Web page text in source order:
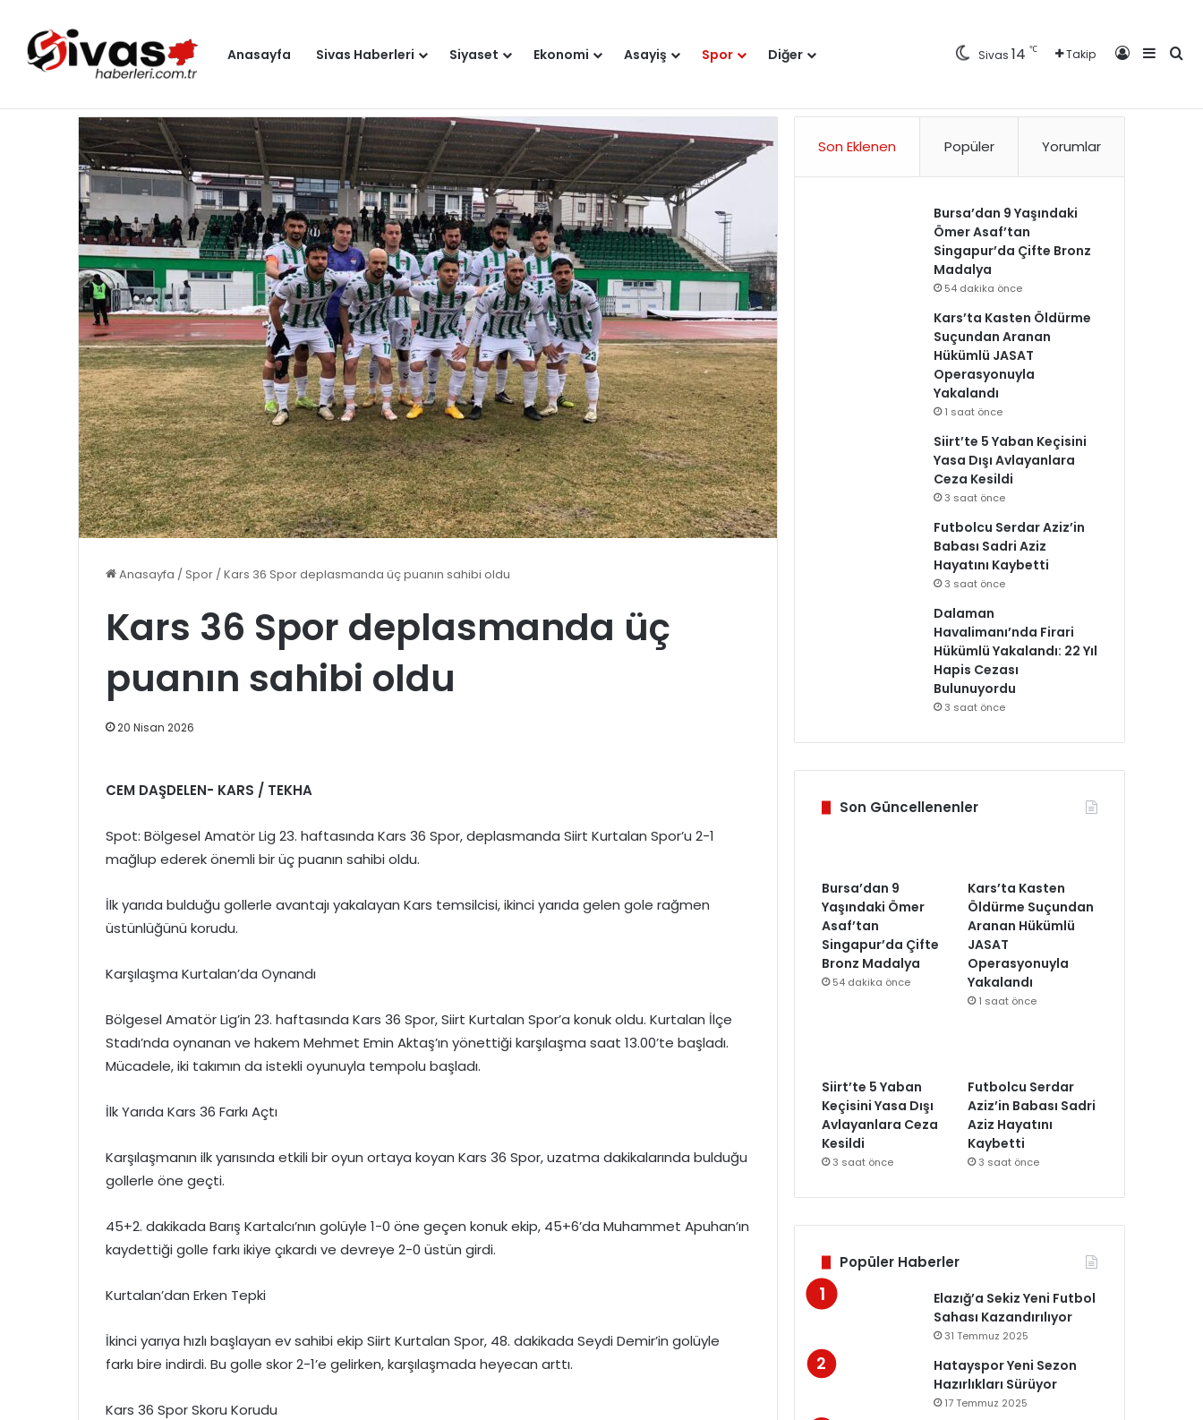
Anasayfa Sivas Haberleri Siyaset Ekonomi Asayiş Spor Diğer Sivas 14 ℃ Takip Kayıt Ol
Kenar
Gündem
Anasayfa /Spor /Kars 36 Spor deplasmanda üç puanın sahibi oldu
Kars 36 Spor deplasmanda üç
puanın sahibi oldu
20 Nisan 2026
CEM DAŞDELEN- KARS / TEKHA
Spot: Bölgesel Amatör Lig 23. haftasında Kars 36 Spor, deplasmanda Siirt Kurtalan Spor’u 2-1
mağlup ederek önemli bir üç puanın sahibi oldu.
İlk yarıda bulduğu gollerle avantajı yakalayan Kars temsilcisi, ikinci yarıda gelen gole rağmen
üstünlüğünü korudu.
Karşılaşma Kurtalan’da Oynandı
Bölgesel Amatör Lig’in 23. haftasında Kars 36 Spor, Siirt Kurtalan Spor’a konuk oldu. Kurtalan İlçe
Stadı’nda oynanan ve hakem Mehmet Emin Aktaş’ın yönettiği karşılaşma saat 13.00’te başladı.
Mücadele, iki takımın da istekli oyunuyla tempolu başladı.
İlk Yarıda Kars 36 Farkı Açtı
Karşılaşmanın ilk yarısında etkili bir oyun ortaya koyan Kars 36 Spor, uzatma dakikalarında bulduğu
gollerle öne geçti.
45+2. dakikada Barış Kartalcı’nın golüyle 1-0 öne geçen konuk ekip, 45+6’da Muhammet Apuhan’ın
kaydettiği golle farkı ikiye çıkardı ve devreye 2-0 üstün girdi.
Kurtalan’dan Erken Tepki
İkinci yarıya hızlı başlayan ev sahibi ekip Siirt Kurtalan Spor, 48. dakikada Seydi Demir’in golüyle
farkı bire indirdi. Bu golle skor 2-1’e gelirken, karşılaşmada heyecan arttı.
Kars 36 Spor Skoru Korudu
Son Eklenen Popüler Yorumlar
Bursa’dan 9 Yaşındaki
Ömer Asaf’tan
Singapur’da Çifte Bronz
Madalya
54 dakika önce
Kars’ta Kasten Öldürme
Suçundan Aranan
Hükümlü JASAT
Operasyonuyla
Yakalandı
1 saat önce
Siirt’te 5 Yaban Keçisini
Yasa Dışı Avlayanlara
Ceza Kesildi
3 saat önce
Futbolcu Serdar Aziz’in
Babası Sadri Aziz
Hayatını Kaybetti
3 saat önce
Dalaman
Havalimanı’nda Firari
Hükümlü Yakalandı: 22 Yıl
Hapis Cezası
Bulunuyordu
3 saat önce
Son Güncellenenler
Bursa’dan 9
Yaşındaki Ömer
Asaf’tan
Singapur’da Çifte
Bronz Madalya
54 dakika önce
Kars’ta Kasten
Öldürme Suçundan
Aranan Hükümlü
JASAT
Operasyonuyla
Yakalandı
1 saat önce
Siirt’te 5 Yaban
Keçisini Yasa Dışı
Avlayanlara Ceza
Kesildi
3 saat önce
Futbolcu Serdar
Aziz’in Babası Sadri
Aziz Hayatını
Kaybetti
3 saat önce
Popüler Haberler
Elazığ’a Sekiz Yeni Futbol
Sahası Kazandırılıyor
31 Temmuz 2025
Hatayspor Yeni Sezon
Hazırlıkları Sürüyor
17 Temmuz 2025